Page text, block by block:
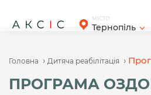
content
МІСТО
Тернопіль
Головна › Дитяча реабілітація ›
ПРОГРАМА